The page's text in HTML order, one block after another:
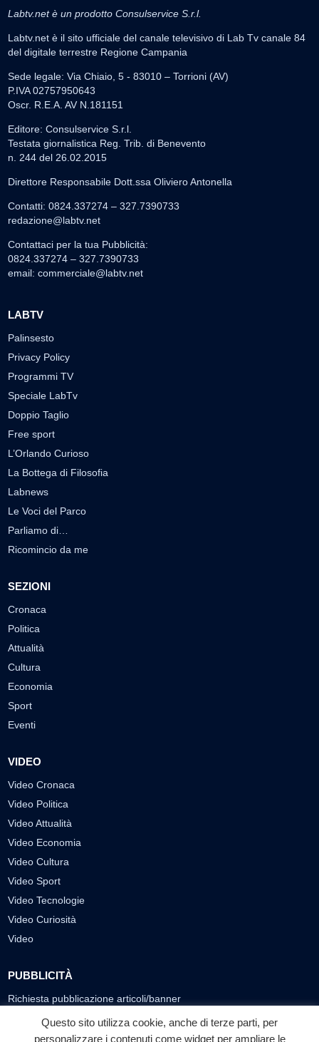
Labtv.net è un prodotto Consulservice S.r.l.
Labtv.net è il sito ufficiale del canale televisivo di Lab Tv canale 84
del digitale terrestre Regione Campania
Sede legale: Via Chiaio, 5 - 83010 – Torrioni (AV)
P.IVA 02757950643
Oscr. R.E.A. AV N.181151
Editore: Consulservice S.r.l.
Testata giornalistica Reg. Trib. di Benevento
n. 244 del 26.02.2015
Direttore Responsabile Dott.ssa Oliviero Antonella
Contatti: 0824.337274 – 327.7390733
redazione@labtv.net
Contattaci per la tua Pubblicità:
0824.337274 – 327.7390733
email: commerciale@labtv.net
LABTV
Palinsesto
Privacy Policy
Programmi TV
Speciale LabTv
Doppio Taglio
Free sport
L’Orlando Curioso
La Bottega di Filosofia
Labnews
Le Voci del Parco
Parliamo di…
Ricomincio da me
SEZIONI
Cronaca
Politica
Attualità
Cultura
Economia
Sport
Eventi
VIDEO
Video Cronaca
Video Politica
Video Attualità
Video Economia
Video Cultura
Video Sport
Video Tecnologie
Video Curiosità
Video
PUBBLICITÀ
Richiesta pubblicazione articoli/banner
SEGUICI SUI SOCIAL
Questo sito utilizza cookie, anche di terze parti, per
personalizzare i contenuti come widget per ampliare le